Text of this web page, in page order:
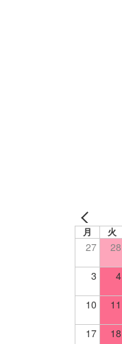
月 火
27 28
3 4
10 11
17 18